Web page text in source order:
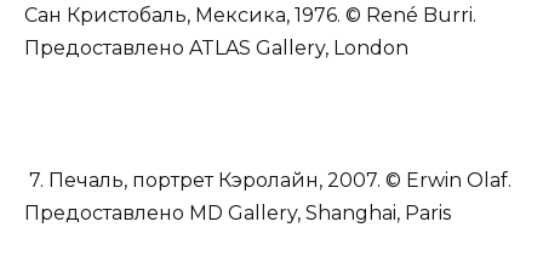
Сан Кристобаль, Мексика, 1976. © René Burri.
Предоставлено ATLAS Gallery, London
7. Печаль, портрет Кэролайн, 2007. © Erwin Olaf.
Предоставлено MD Gallery, Shanghai, Paris